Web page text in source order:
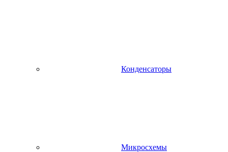
Конденсаторы
Микросхемы